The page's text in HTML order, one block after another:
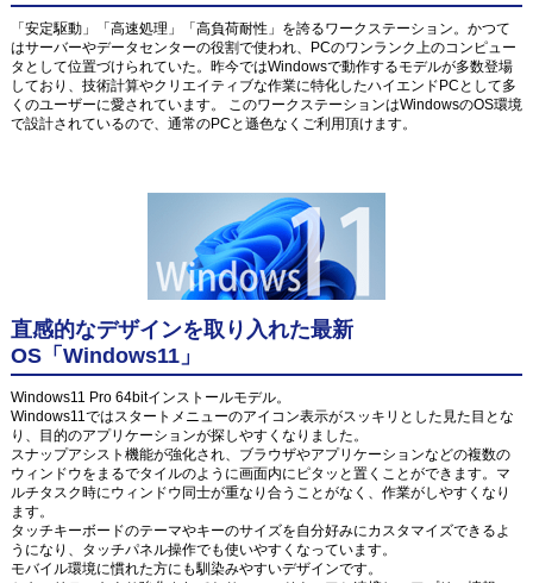
「安定駆動」「高速処理」「高負荷耐性」を誇るワークステーション。かつて
はサーバーやデータセンターの役割で使われ、PCのワンランク上のコンピュー
タとして位置づけられていた。昨今ではWindowsで動作するモデルが多数登場
しており、技術計算やクリエイティブな作業に特化したハイエンドPCとして多
くのユーザーに愛されています。 このワークステーションはWindowsのOS環境
で設計されているので、通常のPCと遜色なくご利用頂けます。
直感的なデザインを取り入れた最新
OS「Windows11」
Windows11 Pro 64bitインストールモデル。
Windows11ではスタートメニューのアイコン表示がスッキリとした見た目とな
り、目的のアプリケーションが探しやすくなりました。
スナップアシスト機能が強化され、ブラウザやアプリケーションなどの複数の
ウィンドウをまるでタイルのように画面内にピタッと置くことができます。マ
ルチタスク時にウィンドウ同士が重なり合うことがなく、作業がしやすくなり
ます。
タッチキーボードのテーマやキーのサイズを自分好みにカスタマイズできるよ
うになり、タッチパネル操作でも使いやすくなっています。
モバイル環境に慣れた方にも馴染みやすいデザインです。